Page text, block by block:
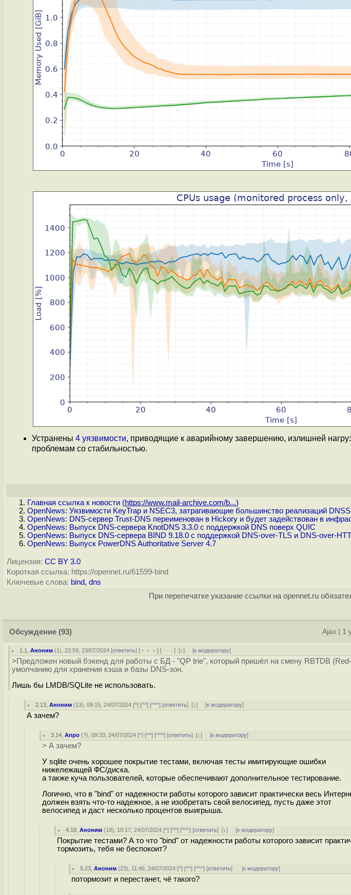
Устранены 4 уязвимости, приводящие к аварийному завершению, излишней
проблемам со стабильностью.
Главная ссылка к новости (https://www.mail-archive.com/b...)
OpenNews: Уязвимости KeyTrap и NSEC3, затрагивающие большинство реализаций
OpenNews: DNS-сервер Trust-DNS переименован в Hickory и будет задействован в
OpenNews: Выпуск DNS-сервера KnotDNS 3.3.0 с поддержкой DNS поверх QUIC
OpenNews: Выпуск DNS-сервера BIND 9.18.0 с поддержкой DNS-over-TLS и DNS-over-
OpenNews: Выпуск PowerDNS Authoritative Server 4.7
Лицензия: CC BY 3.0
Короткая ссылка: https://opennet.ru/61599-bind
Ключевые слова: bind, dns
При перепечатке указание ссылки на opennet.ru
Обсуждение (93) Ajax 1
1.1 ,Аноним (1), 22:59, 23/07/2024 [ответить] [ ﹢﹢﹢] [ · · ·][↓] [к модератору]
>Предложен новый бэкенд для работы с БД - "QP trie", который пришёл на смену RBTDB
умолчанию для хранения кэша и базы DNS-зон.
Лишь бы LMDB/SQLite не использовать.
2.13 ,Аноним (13), 09:15, 24/07/2024 [^] [^^] [^^^] [ответить][↓] [к модератору]
А зачем?
3.14 ,Апро (?), 09:33, 24/07/2024 [^] [^^] [^^^] [ответить][↓] [к модератору]
> А зачем?
У sqlite очень хорошее покрытие тестами, включая тесты имитирующие ошибки
нижележащей ФС/диска.
а также куча пользователей, которые обеспечивают дополнительное тестирование.
Логично, что в "bind" от надежности работы которого зависит практически весь
должен взять что-то надежное, а не изобретать свой велосипед, пусть даже этот
велосипед и даст несколько процентов выигрыша.
4.18 ,Аноним (18), 10:17, 24/07/2024 [^] [^^] [^^^] [ответить][↓] [к модератору]
Покрытие тестами? А то что "bind" от надежности работы которого зависит
тормозить, тебя не беспокоит?
5.23 ,Аноним (23), 11:46, 24/07/2024 [^] [^^] [^^^] [ответить] [к модератору]
потормозит и перестанет, чё такого?